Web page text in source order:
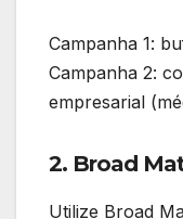
Campanha 1:
Campanha 2:
empresarial
2. Broad
Utilize Broad